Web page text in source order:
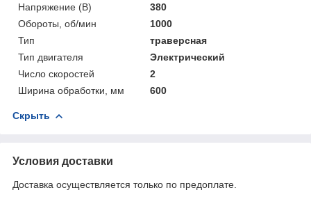
Напряжение (В)
380
Обороты, об/мин
1000
Тип
траверсная
Тип двигателя
Электрический
Число скоростей
2
Ширина обработки, мм
600
Скрыть
Условия доставки
Доставка осуществляется только по предоплате.